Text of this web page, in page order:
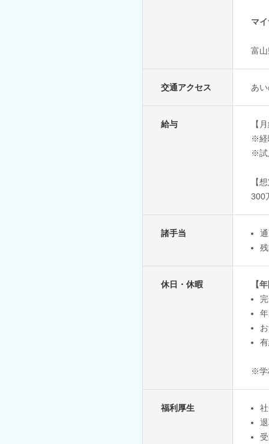
マ
富
交通アクセス あ
給与
【
※経
※試
【
300
諸手当
休日・休暇
【
※学
福利厚生